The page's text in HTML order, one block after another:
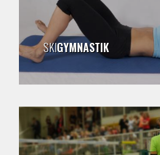
SKIGYMNASTIK